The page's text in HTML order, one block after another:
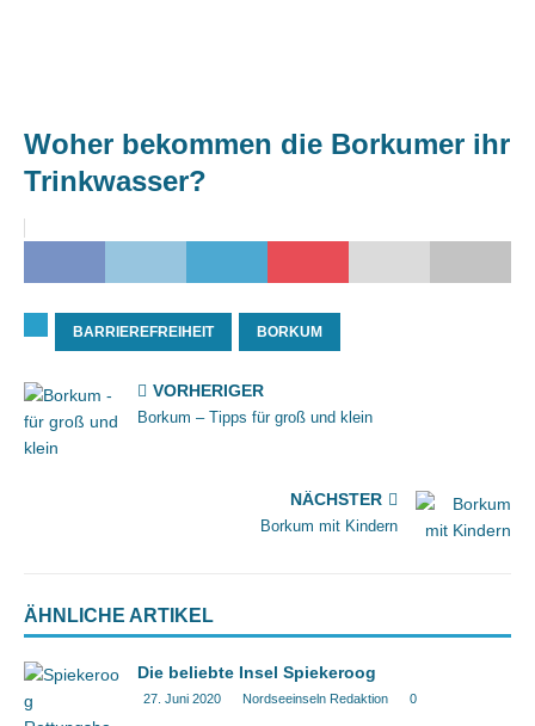
Woher bekommen die Borkumer ihr
Trinkwasser?
BARRIEREFREIHEIT BORKUM
VORHERIGER
Borkum – Tipps für groß und klein
NÄCHSTER
Borkum mit Kindern
ÄHNLICHE ARTIKEL
Die beliebte Insel Spiekeroog
27. Juni 2020 Nordseeinseln Redaktion 0